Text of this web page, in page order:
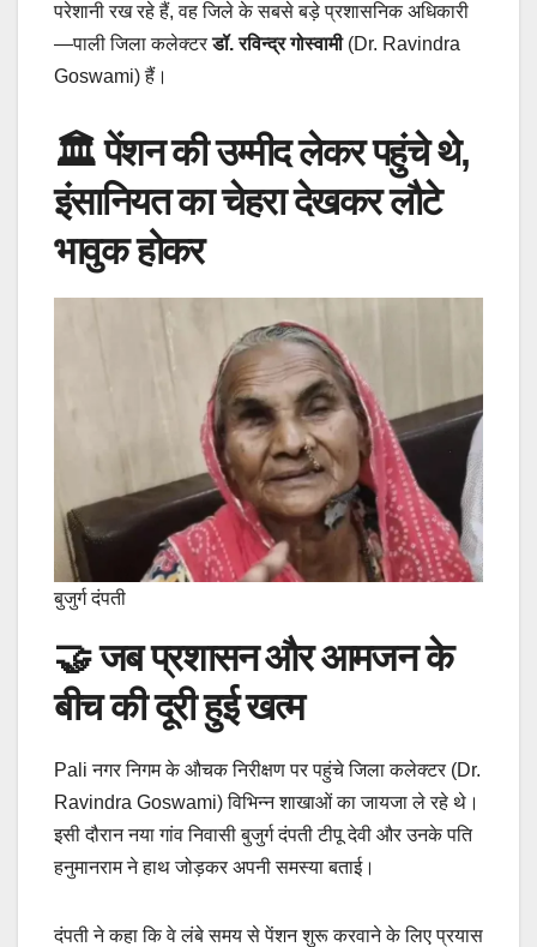
परेशानी रख रहे हैं, वह जिले के सबसे बड़े प्रशासनिक अधिकारी
—पाली जिला कलेक्टरडॉ. रविन्द्र गोस्वामी(Dr. Ravindra
Goswami) हैं।
🏛️ पेंशन की उम्मीद लेकर पहुंचे थे,
इंसानियत का चेहरा देखकर लौटे
भावुक होकर
बुजुर्ग दंपती
🤝 जब प्रशासन और आमजन के
बीच की दूरी हुई खत्म
Pali नगर निगम के औचक निरीक्षण पर पहुंचे जिला कलेक्टर (Dr.
Ravindra Goswami) विभिन्न शाखाओं का जायजा ले रहे थे।
इसी दौरान नया गांव निवासी बुजुर्ग दंपती टीपू देवी और उनके पति
हनुमानराम ने हाथ जोड़कर अपनी समस्या बताई।
दंपती ने कहा कि वे लंबे समय से पेंशन शुरू करवाने के लिए प्रयास